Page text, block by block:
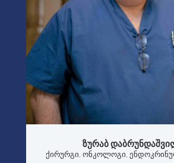
ᲖᲣᲠᲐᲑ
ქირურგი, ონკოლოგი,